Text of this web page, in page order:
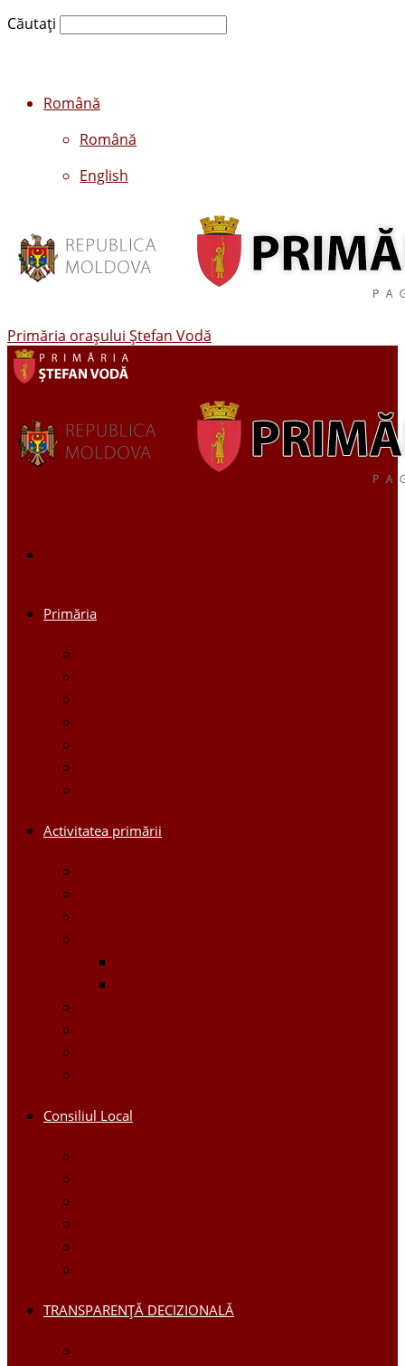
Căutați
Română
Română
English
Primăria oraşului Ştefan Vodă
Primăria
Activitatea primării
Consiliul Local
TRANSPARENȚĂ DECIZIONALĂ